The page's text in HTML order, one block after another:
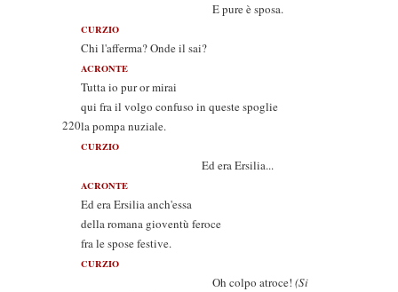
E pure è sposa.
CURZIO
Chi l'afferma? Onde il sai?
ACRONTE
Tutta io pur or mirai
qui fra il volgo confuso in queste spoglie
220la pompa nuziale.
CURZIO
Ed era Ersilia...
ACRONTE
Ed era Ersilia anch'essa
della romana gioventù feroce
fra le spose festive.
CURZIO
Oh colpo atroce! (Si